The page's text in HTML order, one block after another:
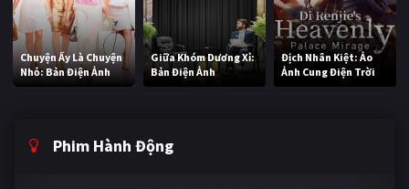
Chuyện Ấy Là Chuyện
Nhỏ: Bản Điện Ảnh
Giữa Khóm Dương Xỉ:
Bản Điện Ảnh
Địch Nhân Kiệt: Ảo
Ảnh Cung Điện Trời
Phim Hành Động